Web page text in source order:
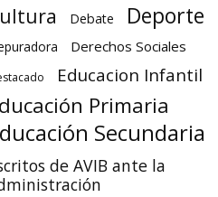
Debate Deporte
Derechos Sociales
Educacion Infantil
Primaria
Secundaria
de AVIB ante la